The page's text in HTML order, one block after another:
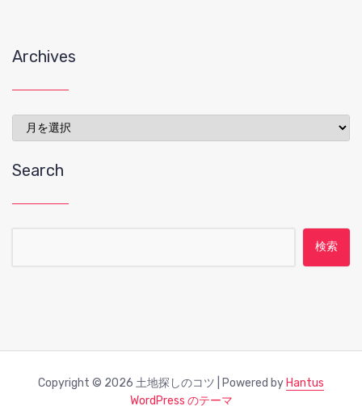
Archives
Archives
Search
Copyright © 2026 土地探しのコツ | Powered by Hantus
WordPress のテーマ